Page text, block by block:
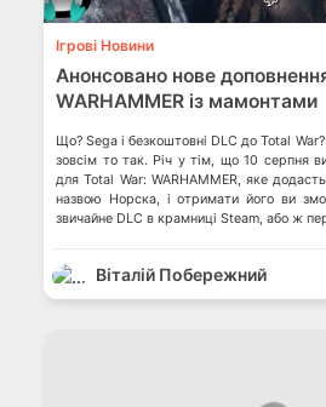
Ігрові Новини
Анонсовано нове
WARHAMMER із мамонтами
Що? Sega і безкоштовні DLC до Total
зовсім то так. Річ у тім, що 10 серпня
для Total War: WARHAMMER, яке
назвою Норска, і отримати його ви
звичайне DLC в крамниці Steam, або ж
Віталій Побережний